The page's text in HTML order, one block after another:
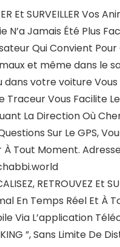
Et SURVEILLER Vos
N’a Jamais Été Plus
Qui Convient
et même dans le
dans votre voiture
Traceur Vous Facilite
La Direction Où
Sur Le GPS,
Tout Moment.
RETROUVEZ Et
En Temps Réel Et À
Via L’application
”, Sans Limite De